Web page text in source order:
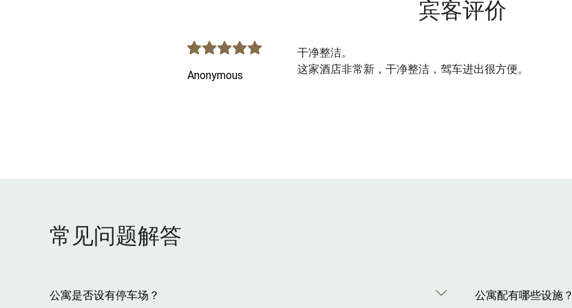
宾客评价
Anonymous
干净整洁。
这家酒店非常新，干净整洁，驾车进出很方便。
常见问题解答
公寓是否设有停车场？ 公寓配有哪些设施？